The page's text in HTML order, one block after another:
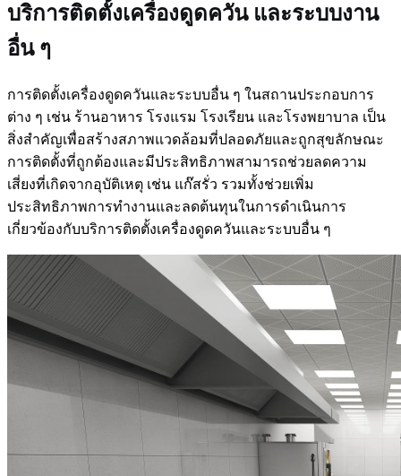
บริการติดตั้งเครื่องดูดควัน และระบบงาน
อื่น ๆ
การติดตั้งเครื่องดูดควันและระบบอื่น ๆ ในสถานประกอบการ
ต่าง ๆ เช่น ร้านอาหาร โรงแรม โรงเรียน และโรงพยาบาล เป็น
สิ่งสำคัญเพื่อสร้างสภาพแวดล้อมที่ปลอดภัยและถูกสุขลักษณะ
การติดตั้งที่ถูกต้องและมีประสิทธิภาพสามารถช่วยลดความ
เสี่ยงที่เกิดจากอุบัติเหตุ เช่น แก๊สรั่ว รวมทั้งช่วยเพิ่ม
ประสิทธิภาพการทำงานและลดต้นทุนในการดำเนินการ
เกี่ยวข้องกับบริการติดตั้งเครื่องดูดควันและระบบอื่น ๆ